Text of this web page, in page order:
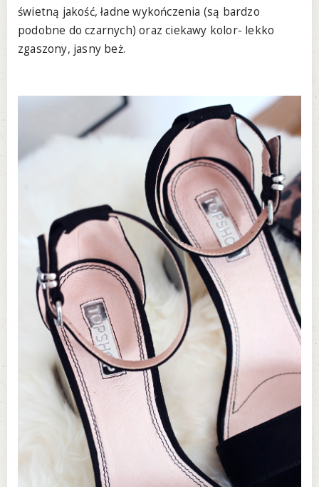
świetną jakość, ładne wykończenia (są bardzo
podobne do czarnych) oraz ciekawy kolor- lekko
zgaszony, jasny beż.